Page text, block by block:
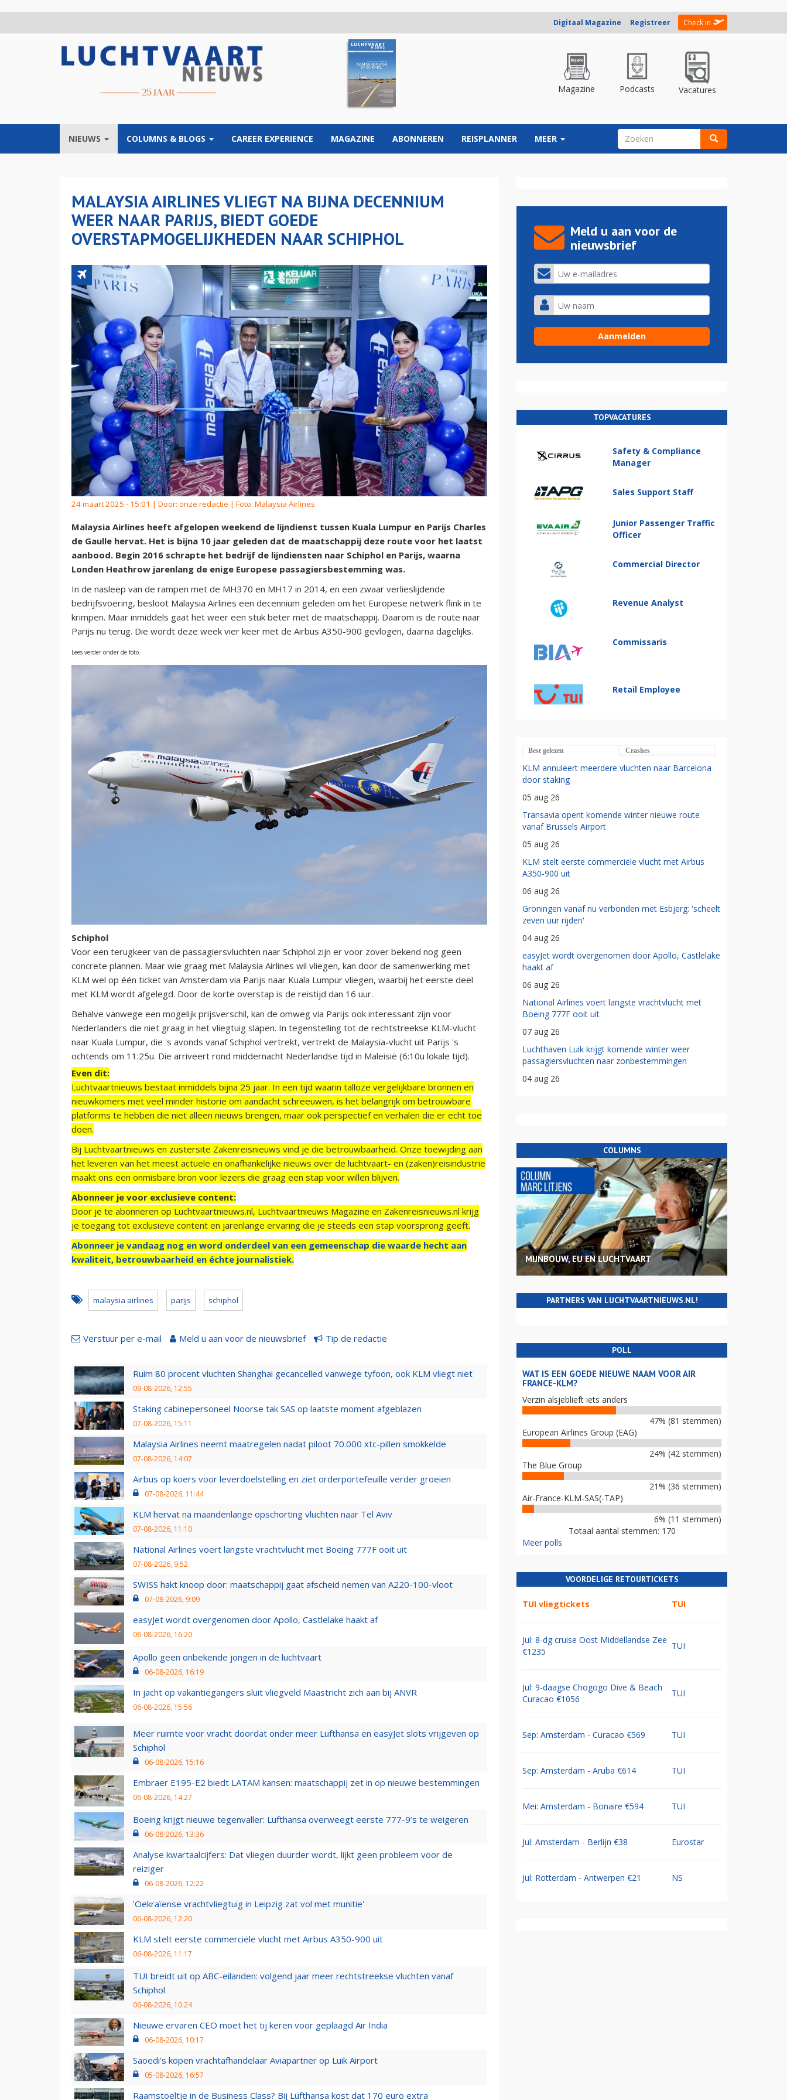
Digitaal Magazine Registreer Check in
Magazine Podcasts Vacatures
NIEUWS COLUMNS & BLOGS CAREER EXPERIENCE MAGAZINE ABONNEREN REISPLANNER MEER ZOEKVELD
MALAYSIA AIRLINES VLIEGT NA BIJNA DECENNIUM
WEER NAAR PARIJS, BIEDT GOEDE
OVERSTAPMOGELIJKHEDEN NAAR SCHIPHOL
24 maart 2025 - 15:01 | Door: onze redactie | Foto: Malaysia Airlines
Malaysia Airlines heeft afgelopen weekend de lijndienst tussen Kuala Lumpur en Parijs Charles
de Gaulle hervat. Het is bijna 10 jaar geleden dat de maatschappij deze route voor het laatst
aanbood. Begin 2016 schrapte het bedrijf de lijndiensten naar Schiphol en Parijs, waarna
Londen Heathrow jarenlang de enige Europese passagiersbestemming was.
In de nasleep van de rampen met de MH370 en MH17 in 2014, en een zwaar verlieslijdende
bedrijfsvoering, besloot Malaysia Airlines een decennium geleden om het Europese netwerk flink in te
krimpen. Maar inmiddels gaat het weer een stuk beter met de maatschappij. Daarom is de route naar
Parijs nu terug. Die wordt deze week vier keer met de Airbus A350-900 gevlogen, daarna dagelijks.
Lees verder onder de foto.
Schiphol
Voor een terugkeer van de passagiersvluchten naar Schiphol zijn er voor zover bekend nog geen
concrete plannen. Maar wie graag met Malaysia Airlines wil vliegen, kan door de samenwerking met
KLM wel op één ticket van Amsterdam via Parijs naar Kuala Lumpur vliegen, waarbij het eerste deel
met KLM wordt afgelegd. Door de korte overstap is de reistijd dan 16 uur.
Behalve vanwege een mogelijk prijsverschil, kan de omweg via Parijs ook interessant zijn voor
Nederlanders die niet graag in het vliegtuig slapen. In tegenstelling tot de rechtstreekse KLM-vlucht
naar Kuala Lumpur, die 's avonds vanaf Schiphol vertrekt, vertrekt de Malaysia-vlucht uit Parijs 's
ochtends om 11:25u. Die arriveert rond middernacht Nederlandse tijd in Maleisië (6:10u lokale tijd).
Even dit:
Luchtvaartnieuws bestaat inmiddels bijna 25 jaar. In een tijd waarin talloze vergelijkbare bronnen en
nieuwkomers met veel minder historie om aandacht schreeuwen, is het belangrijk om betrouwbare
platforms te hebben die niet alleen nieuws brengen, maar ook perspectief en verhalen die er echt toe
doen.
Bij Luchtvaartnieuws en zustersite Zakenreisnieuws vind je die betrouwbaarheid. Onze toewijding aan
het leveren van het meest actuele en onafhankelijke nieuws over de luchtvaart- en (zaken)reisindustrie
maakt ons een onmisbare bron voor lezers die graag een stap voor willen blijven.
Abonneer je voor exclusieve content:
Door je te abonneren op Luchtvaartnieuws.nl, Luchtvaartnieuws Magazine en Zakenreisnieuws.nl krijg
je toegang tot exclusieve content en jarenlange ervaring die je steeds een stap voorsprong geeft.
Abonneer je vandaag nog en word onderdeel van een gemeenschap die waarde hecht aan
kwaliteit, betrouwbaarheid en échte journalistiek.
malaysia airlines parijs schiphol
Verstuur per e-mail Meld u aan voor de nieuwsbrief Tip de redactie
Ruim 80 procent vluchten Shanghai gecancelled vanwege tyfoon, ook KLM vliegt niet
09-08-2026, 12:55
Staking cabinepersoneel Noorse tak SAS op laatste moment afgeblazen
07-08-2026, 15:11
Malaysia Airlines neemt maatregelen nadat piloot 70.000 xtc-pillen smokkelde
07-08-2026, 14:07
Airbus op koers voor leverdoelstelling en ziet orderportefeuille verder groeien
07-08-2026, 11:44
KLM hervat na maandenlange opschorting vluchten naar Tel Aviv
07-08-2026, 11:10
National Airlines voert langste vrachtvlucht met Boeing 777F ooit uit
07-08-2026, 9:52
SWISS hakt knoop door: maatschappij gaat afscheid nemen van A220-100-vloot
07-08-2026, 9:09
easyJet wordt overgenomen door Apollo, Castlelake haakt af
06-08-2026, 16:20
Apollo geen onbekende jongen in de luchtvaart
06-08-2026, 16:19
In jacht op vakantiegangers sluit vliegveld Maastricht zich aan bij ANVR
06-08-2026, 15:56
Meer ruimte voor vracht doordat onder meer Lufthansa en easyJet slots vrijgeven op
Schiphol
06-08-2026, 15:16
Embraer E195-E2 biedt LATAM kansen: maatschappij zet in op nieuwe bestemmingen
06-08-2026, 14:27
Boeing krijgt nieuwe tegenvaller: Lufthansa overweegt eerste 777-9’s te weigeren
06-08-2026, 13:36
Analyse kwartaalcijfers: Dat vliegen duurder wordt, lijkt geen probleem voor de
reiziger
06-08-2026, 12:22
'Oekraïense vrachtvliegtuig in Leipzig zat vol met munitie'
06-08-2026, 12:20
KLM stelt eerste commerciële vlucht met Airbus A350-900 uit
06-08-2026, 11:17
TUI breidt uit op ABC-eilanden: volgend jaar meer rechtstreekse vluchten vanaf
Schiphol
06-08-2026, 10:24
Nieuwe ervaren CEO moet het tij keren voor geplaagd Air India
06-08-2026, 10:17
Saoedi’s kopen vrachtafhandelaar Aviapartner op Luik Airport
05-08-2026, 16:57
Raamstoeltje in de Business Class? Bij Lufthansa kost dat 170 euro extra
Meld u aan voor de
nieuwsbrief
TOPVACATURES
Safety & Compliance
Manager
Sales Support Staff
Junior Passenger Traffic
Officer
Commercial Director
Revenue Analyst
Commissaris
Retail Employee
Best gelezen Crashes
KLM annuleert meerdere vluchten naar Barcelona
door staking
05 aug 26
Transavia opent komende winter nieuwe route
vanaf Brussels Airport
05 aug 26
KLM stelt eerste commerciële vlucht met Airbus
A350-900 uit
06 aug 26
Groningen vanaf nu verbonden met Esbjerg: 'scheelt
zeven uur rijden'
04 aug 26
easyJet wordt overgenomen door Apollo, Castlelake
haakt af
06 aug 26
National Airlines voert langste vrachtvlucht met
Boeing 777F ooit uit
07 aug 26
Luchthaven Luik krijgt komende winter weer
passagiersvluchten naar zonbestemmingen
04 aug 26
COLUMNS
MIJNBOUW, EU EN LUCHTVAART
PARTNERS VAN LUCHTVAARTNIEUWS.NL!
POLL
WAT IS EEN GOEDE NIEUWE NAAM VOOR AIR
FRANCE-KLM?
Verzin alsjeblieft iets anders
47% (81 stemmen)
European Airlines Group (EAG)
24% (42 stemmen)
The Blue Group
21% (36 stemmen)
Air-France-KLM-SAS(-TAP)
6% (11 stemmen)
Totaal aantal stemmen: 170
Meer polls
VOORDELIGE RETOURTICKETS
TUI vliegtickets TUI
Jul: 8-dg cruise Oost Middellandse Zee
€1235
TUI
Jul: 9-daagse Chogogo Dive & Beach
Curacao €1056
TUI
Sep: Amsterdam - Curacao €569 TUI
Sep: Amsterdam - Aruba €614 TUI
Mei: Amsterdam - Bonaire €594 TUI
Jul: Amsterdam - Berlijn €38 Eurostar
Jul: Rotterdam - Antwerpen €21 NS